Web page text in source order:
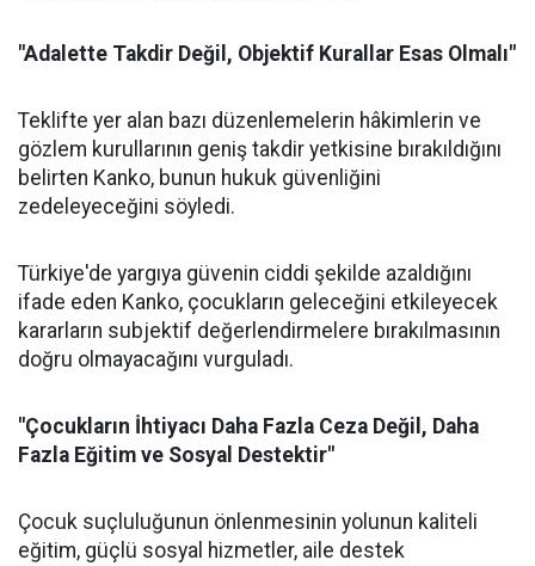
"Adalette Takdir Değil, Objektif Kurallar Esas Olmalı"
Teklifte yer alan bazı düzenlemelerin hâkimlerin ve
gözlem kurullarının geniş takdir yetkisine bırakıldığını
belirten Kanko, bunun hukuk güvenliğini
zedeleyeceğini söyledi.
Türkiye'de yargıya güvenin ciddi şekilde azaldığını
ifade eden Kanko, çocukların geleceğini etkileyecek
kararların subjektif değerlendirmelere bırakılmasının
doğru olmayacağını vurguladı.
"Çocukların İhtiyacı Daha Fazla Ceza Değil, Daha
Fazla Eğitim ve Sosyal Destektir"
Çocuk suçluluğunun önlenmesinin yolunun kaliteli
eğitim, güçlü sosyal hizmetler, aile destek